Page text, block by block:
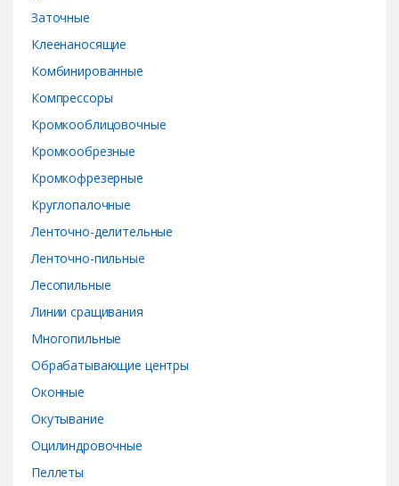
Заточные
Клеенаносящие
Комбинированные
Компрессоры
Кромкооблицовочные
Кромкообрезные
Кромкофрезерные
Круглопалочные
Ленточно-делительные
Ленточно-пильные
Лесопильные
Линии сращивания
Многопильные
Обрабатывающие центры
Оконные
Окутывание
Оцилиндровочные
Пеллеты